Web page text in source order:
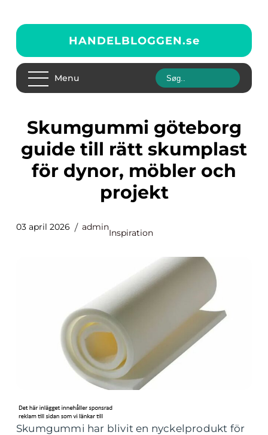
HANDELBLOGGEN.se
Menu
Skumgummi göteborg
guide till rätt skumplast
för dynor, möbler och
projekt
03 april 2026 admin
Inspiration
Skumgummi har blivit en nyckelprodukt för